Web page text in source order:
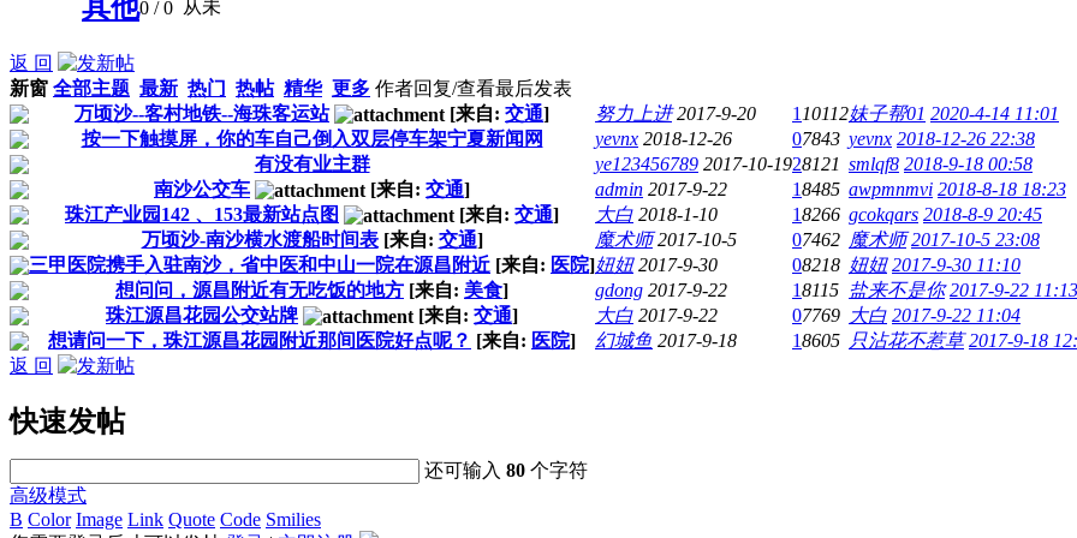
其他0 / 0 从未
返 回
新窗 全部主题 最新 热门 热帖 精华 更多 作者回复/查看最后发表
万顷沙--客村地铁--海珠客运站
[来自: 交通] 努力上进 2017-9-20 1 10112妹子帮01 2020-4-14 11:01
按一下触摸屏，你的车自己倒入双层停车架宁夏新闻网
yevnx 2018-12-26 07843 yevnx 2018-12-26 22:38
有没有业主群
ye123456789 2017-10-1928121 smlqf8 2018-9-18 00:58
南沙公交车
[来自: 交通] admin 2017-9-22 18485 awpmnmvi 2018-8-18 18:23
珠江产业园142 、153最新站点图
[来自: 交通] 大白 2018-1-10 18266 gcokqars 2018-8-9 20:45
万顷沙-南沙横水渡船时间表 [来自: 交通] 魔术师 2017-10-5 07462 魔术师 2017-10-5 23:08
三甲医院携手入驻南沙，省中医和中山一院在源昌附近 [来自: 医院]妞妞 2017-9-30 08218 妞妞 2017-9-30 11:10
想问问，源昌附近有无吃饭的地方 [来自: 美食] gdong 2017-9-22 18115 盐来不是你 2017-9-22 11:13
珠江源昌花园公交站牌
[来自: 交通] 大白 2017-9-22 07769 大白 2017-9-22 11:04
想请问一下，珠江源昌花园附近那间医院好点呢？ [来自: 医院] 幻城鱼 2017-9-18 18605 只沾花不惹草 2017-9-18
返 回
快速发帖
还可输入80 个字符
高级模式
B Color Image Link Quote Code Smilies